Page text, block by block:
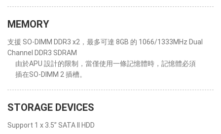
MEMORY
支援 SO-DIMM DDR3 x2，最多可達 8GB 的 1066/1333MHz Dual
Channel DDR3 SDRAM
由於APU 設計的限制，當僅使用一條記憶體時，記憶體必須
插在SO-DIMM 2 插槽。
STORAGE DEVICES
Support 1 x 3.5” SATA II HDD